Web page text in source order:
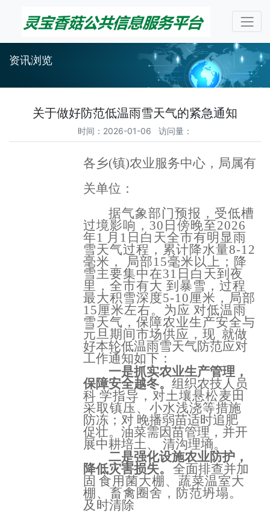
资讯浏览
关于做好防范低温雨雪天气的紧急通知
时间：2026-01-06 访问量：
各乡(镇)农业服务中心，局属有
关单位：
据气象部门预报，受低槽
过境影响， 30日傍晚至2026
年1 月 1日白天全市有明显雨
雪天气过程，累计降水量8-12
毫米，
局部15毫米以上；降
雪主要集中在31日白天到夜
里，全市有大 到暴雪，过程
最大积雪深度5-10厘米，局部
15厘米左右。为应 对低温雨
雪天气，保障农业生产安全与
元旦期间市场供应，现 就做
好本轮低温雨雪天气防范应对
工作通知如下：
一是抓实农业生产管理，
保障安全越冬。 组织农技人员
科 学指导，对土壤悬松麦田
采取镇压、小水浅浇等措施
防冻；对 晚播弱苗适时追肥
促壮。油菜需因苗管理，并开
展中耕培土、
清沟理墒。
二是强化设施农业防护，
降低灾害损失。 全面排查并加
固 食用菌大棚、蔬菜温室大
棚、畜禽圈舍，防范坍塌。
及 时清除